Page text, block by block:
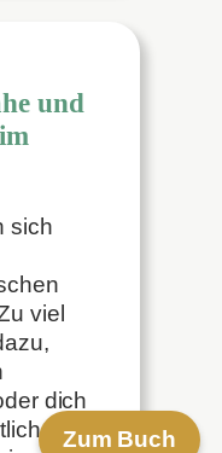
und
sich
viel
dich
Zum Buch